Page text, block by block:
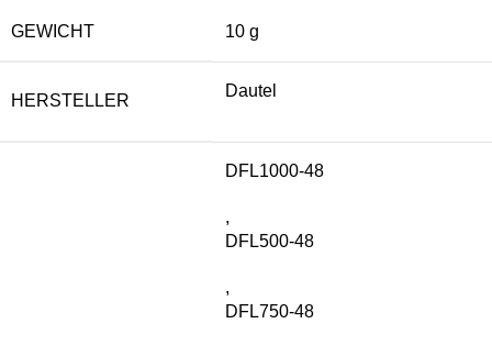
GEWICHT 10 g
HERSTELLER
Dautel
DFL1000-48
,
DFL500-48
,
DFL750-48